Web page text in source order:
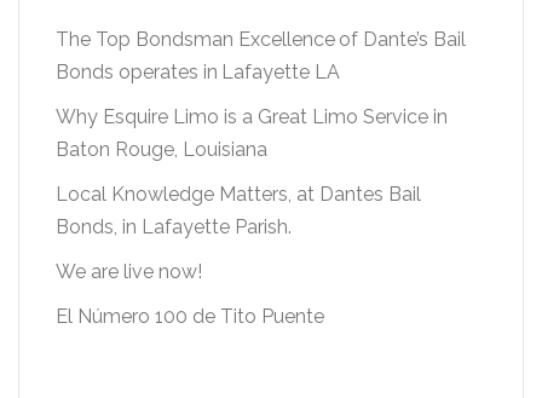
The Top Bondsman Excellence of Dante’s Bail
Bonds operates in Lafayette LA
Why Esquire Limo is a Great Limo Service in
Baton Rouge, Louisiana
Local Knowledge Matters, at Dantes Bail
Bonds, in Lafayette Parish.
We are live now!
El Número 100 de Tito Puente